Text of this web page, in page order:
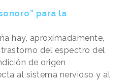
para la
hay, aproximadamente,
del espectro del
de origen
al sistema nervioso y al